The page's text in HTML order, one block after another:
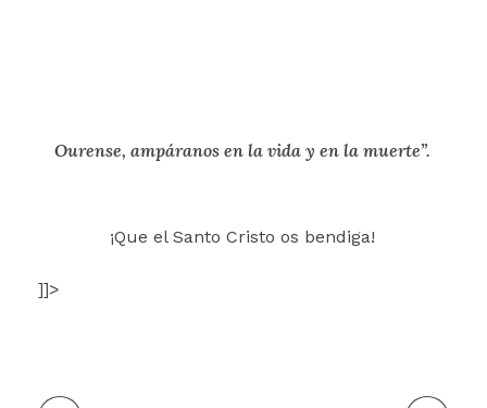
Ourense, ampáranos en la vida y en la muerte”.
¡Que el Santo Cristo os bendiga!
]]>